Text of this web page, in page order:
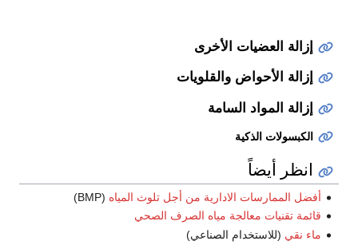
إزالة العضيات الأخرى
إزالة الأحواض والقلويات
إزالة المواد السامة
الكبسولات الذكية
انظر أيضاً
أفضل الممارسات الادارية من أجل تلوث المياه (BMP)
قائمة تقنيات معالجة مياه الصرف الصحي
ماء نقي (للاستخدام الصناعي)